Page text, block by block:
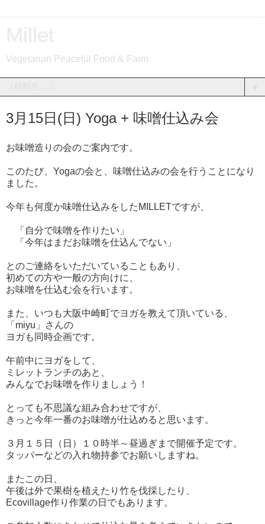
Vegetarian Peaceful Food & Farm
3月15日(日) Yoga + 味噌仕込み会
お味噌造りの会のご案内です。
このたび、Yogaの会と、味噌仕込みの会を行うことになり
ました。
今年も何度か味噌仕込みをしたMILLETですが、
「自分で味噌を作りたい」
「今年はまだお味噌を仕込んでない」
とのご連絡をいただいていることもあり、
初めての方や一般の方向けに、
お味噌を仕込む会を行います。
また、いつも大阪中崎町でヨガを教えて頂いている、
「miyu」さんの
ヨガも同時企画です。
午前中にヨガをして、
ミレットランチのあと、
みんなでお味噌を作りましょう！
とっても不思議な組み合わせですが、
きっと今年一番のお味噌が仕込めると思います。
３月１５日（日）１０時半～昼過ぎまで開催予定です。
タッパーなどの入れ物持参でお願いしますね。
またこの日、
午後は外で果樹を植えたり竹を伐採したり、
Ecovillage作り作業の日でもあります。